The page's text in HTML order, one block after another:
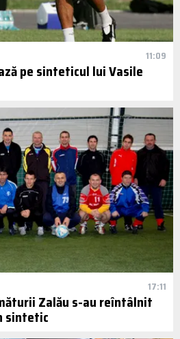
11:09
pe sinteticul lui Vasile
17:11
Zalău s-au reîntâlnit
sintetic